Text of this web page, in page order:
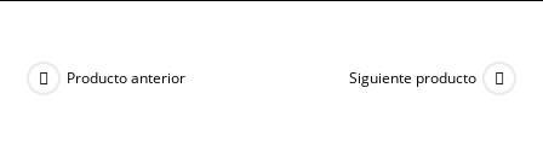
Producto anterior Siguiente producto